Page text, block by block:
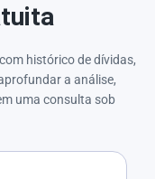
histórico de dívidas,
a análise,
uma consulta sob